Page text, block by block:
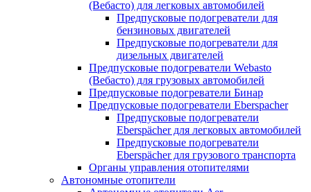
(Вебасто) для легковых автомобилей
Предпусковые подогреватели для
бензиновых двигателей
Предпусковые подогреватели для
дизельных двигателей
Предпусковые подогреватели Webasto
(Вебасто) для грузовых автомобилей
Предпусковые подогреватели Бинар
Предпусковые подогреватели Eberspacher
Предпусковые подогреватели
Eberspächer для легковых автомобилей
Предпусковые подогреватели
Eberspächer для грузового транспорта
Органы управления отопителями
Автономные отопители